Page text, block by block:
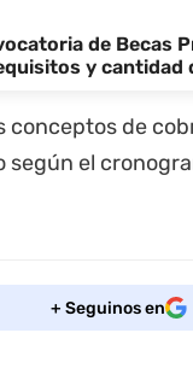
de Becas
y cantidad
de
según el
+ Seguinos en